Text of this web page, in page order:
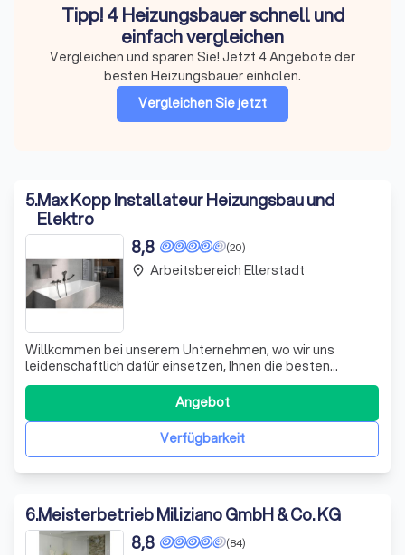
Tipp! 4 Heizungsbauer schnell und
einfach vergleichen
Vergleichen und sparen Sie! Jetzt 4 Angebote der
besten Heizungsbauer einholen.
Vergleichen Sie jetzt
5.Max Kopp Installateur Heizungsbau und
Elektro
(20)
8,8
Willkommen bei unserem Unternehmen, wo wir uns
leidenschaftlich dafür einsetzen, Ihnen die besten
Lösungen im Bereich Statistik- und Marketing-Cookies
anzubieten. Wir nutzen fortschrittliche Tools wie Google
Analytics, Adobe Analytics und Facebook Pixel, um
anonymisierte Informationen zu erfassen, d
Verfügbarkeit
Angebot
place Arbeitsbereich Ellerstadt
6.Meisterbetrieb Miliziano GmbH & Co. KG
(84)
8,8